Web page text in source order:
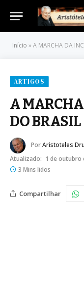
Início »A MARCHA DA
ARTIGOS
A
DO BRASIL
PorAristoteles
Atualizado: 1 de outubro
3 Mins lidos
Compartilhar